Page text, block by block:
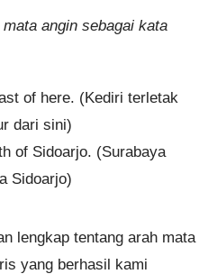
angin sebagai kata
of here. (Kediri terletak
dari sini)
of Sidoarjo. (Surabaya
Sidoarjo)
lengkap tentang arah mata
yang berhasil kami